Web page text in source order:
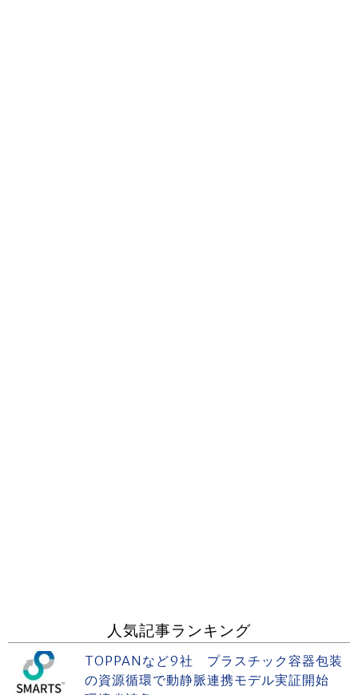
人気記事ランキング
TOPPANなど9社 プラスチック容器包装
の資源循環で動静脈連携モデル実証開始